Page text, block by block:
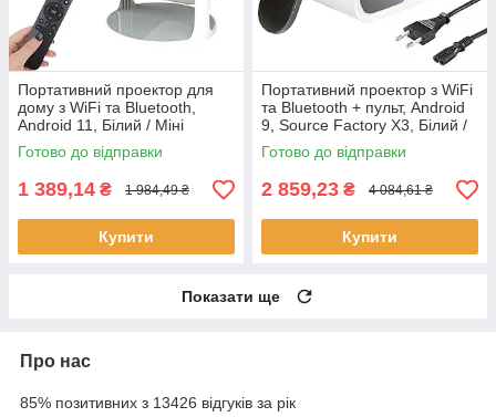
Портативний проектор для
дому з WiFi та Bluetooth,
Android 11, Білий / Міні
проектор для смартфона /
Домашній проектор
Готово до відправки
1 389,14 ₴ 1 984,49 ₴
Купити
Портативний проектор з WiFi
та Bluetooth + пульт, Android
9, Source Factory X3, Білий /
Міні проектор для дому
Готово до відправки
2 859,23 ₴ 4 084,61 ₴
Купити
Показати ще
Про нас
85% позитивних з 13426 відгуків за рік